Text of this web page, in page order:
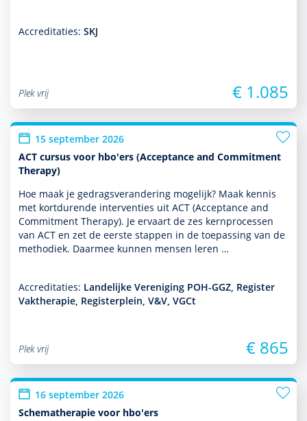
Accreditaties: SKJ
Plek vrij € 1.085
15 september 2026
ACT cursus voor hbo'ers (Acceptance and Commitment
Therapy)
Hoe maak je gedragsveran­de­ring moge­lijk? Maak kennis
met kort­durende inter­venties uit ACT (Acceptance and
Commitment Therapy). Je ervaart de zes kernprocessen
van ACT en zet de eerste stappen in de toe­pas­sing van de
metho­diek. Daarmee kunnen mensen leren …
Accreditaties: Landelijke Vereniging POH-GGZ, Register
Vaktherapie, Registerplein, V&V, VGCt
Plek vrij € 865
16 september 2026
Schematherapie voor hbo'ers